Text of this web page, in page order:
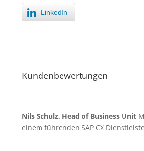
LinkedIn
Kundenbewertungen
Nils Schulz, Head of Business Unit
einem führenden SAP CX